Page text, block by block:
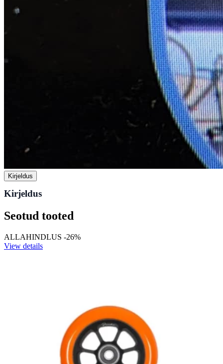
Kirjeldus
Kirjeldus
Seotud tooted
ALLAHINDLUS -26%
View details